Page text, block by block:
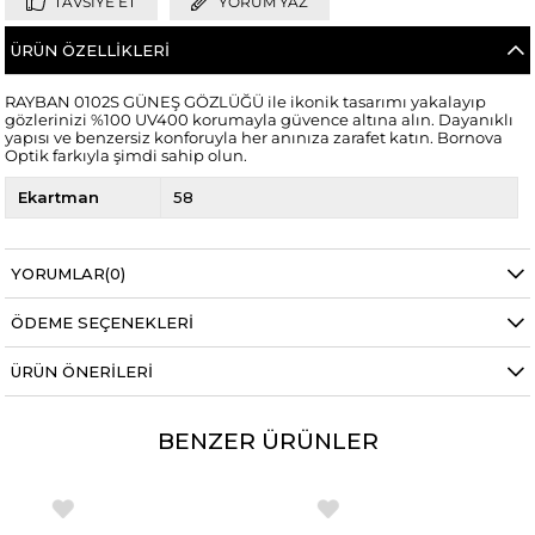
ÜRÜN ÖZELLIKLERI
RAYBAN 0102S GÜNEŞ GÖZLÜĞÜ ile ikonik tasarımı yakalayıp
gözlerinizi %100 UV400 korumayla güvence altına alın. Dayanıklı
yapısı ve benzersiz konforuyla her anınıza zarafet katın. Bornova
Optik farkıyla şimdi sahip olun.
Ekartman 58
YORUMLAR(0)
ÖDEME SEÇENEKLERI
ÜRÜN ÖNERILERI
BENZER ÜRÜNLER